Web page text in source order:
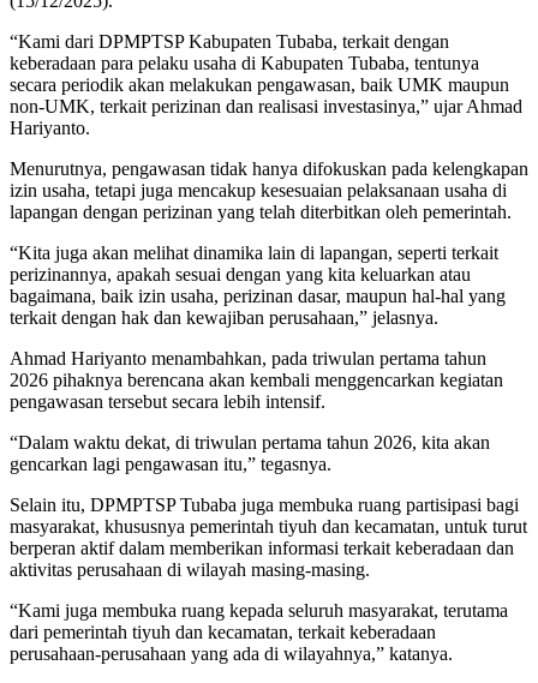
“Kami dari DPMPTSP Kabupaten Tubaba, terkait dengan
keberadaan para pelaku usaha di Kabupaten Tubaba, tentunya
secara periodik akan melakukan pengawasan, baik UMK maupun
non-UMK, terkait perizinan dan realisasi investasinya,” ujar Ahmad
Hariyanto.
Menurutnya, pengawasan tidak hanya difokuskan pada kelengkapan
izin usaha, tetapi juga mencakup kesesuaian pelaksanaan usaha di
lapangan dengan perizinan yang telah diterbitkan oleh pemerintah.
“Kita juga akan melihat dinamika lain di lapangan, seperti terkait
perizinannya, apakah sesuai dengan yang kita keluarkan atau
bagaimana, baik izin usaha, perizinan dasar, maupun hal-hal yang
terkait dengan hak dan kewajiban perusahaan,” jelasnya.
Ahmad Hariyanto menambahkan, pada triwulan pertama tahun
2026 pihaknya berencana akan kembali menggencarkan kegiatan
pengawasan tersebut secara lebih intensif.
“Dalam waktu dekat, di triwulan pertama tahun 2026, kita akan
gencarkan lagi pengawasan itu,” tegasnya.
Selain itu, DPMPTSP Tubaba juga membuka ruang partisipasi bagi
masyarakat, khususnya pemerintah tiyuh dan kecamatan, untuk turut
berperan aktif dalam memberikan informasi terkait keberadaan dan
aktivitas perusahaan di wilayah masing-masing.
“Kami juga membuka ruang kepada seluruh masyarakat, terutama
dari pemerintah tiyuh dan kecamatan, terkait keberadaan
perusahaan-perusahaan yang ada di wilayahnya,” katanya.